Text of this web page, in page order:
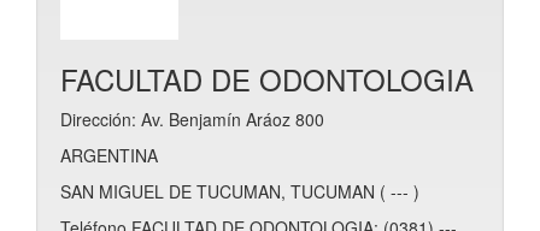
FACULTAD DE ODONTOLOGIA
Dirección: Av. Benjamín Aráoz 800
ARGENTINA
SAN MIGUEL DE TUCUMAN, TUCUMAN ( --- )